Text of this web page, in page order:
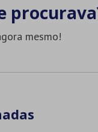
mesmo!